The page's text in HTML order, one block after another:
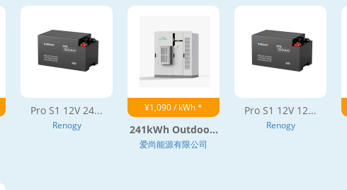
Pro S1 12V 24...
Renogy
¥1,090 / kWh *
241kWh Outdoo...
爱尚能源有限公司
Pro S1 12V 12...
Renogy